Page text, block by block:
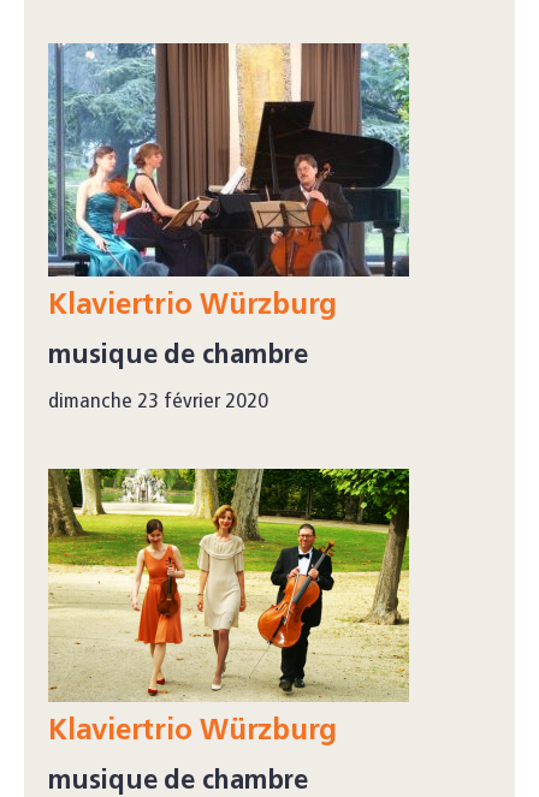
Klaviertrio Würzburg
musique de chambre
dimanche 23 février 2020
Klaviertrio Würzburg
musique de chambre